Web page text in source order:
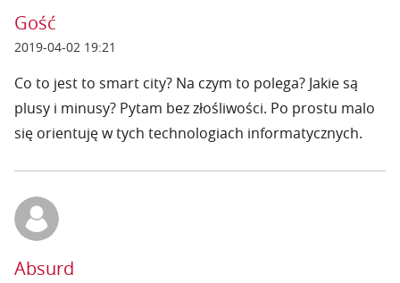
Gość
2019-04-02 19:21
Co to jest to smart city? Na czym to polega? Jakie są
plusy i minusy? Pytam bez złośliwości. Po prostu malo
się orientuję w tych technologiach informatycznych.
Absurd